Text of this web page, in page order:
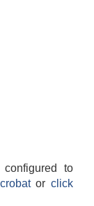
to
orclick